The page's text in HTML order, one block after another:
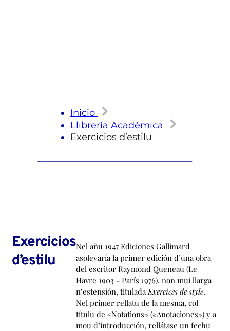
Inicio
Llibrería Académica
Exercicios d’estilu
Exercicios
d’estilu
Nel añu 1947 Ediciones Gallimard
asoleyaría la primer edición d’una obra
del escritor Raymond Queneau (Le
Havre 1903 - París 1976), non mui llarga
n’estensión, tituladaExercices de style.
Nel primer rellatu de la mesma, col
títulu de «Notations» («Anotaciones») y a
mou d’introducción, rellátase un fechu